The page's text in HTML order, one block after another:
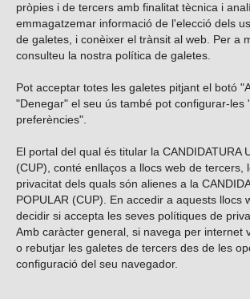
pròpies i de tercers amb finalitat tècnica i
emmagatzemar informació de l'elecció dels
de galetes, i conèixer el trànsit al web. Per a
consulteu la nostra política de galetes
Pot acceptar totes les galetes pitjant el botó
"Denegar" el seu ús també pot configurar-les
preferències".
El portal del qual és titular la CANDIDATURA
(CUP), conté enllaços a llocs web de tercers,
privacitat dels quals són alienes a la
POPULAR (CUP). En accedir a aquests llocs
decidir si accepta les seves polítiques de
Amb caràcter general, si navega per internet
o rebutjar les galetes de tercers des de les
configuració del seu navegador.
Vols subscriure’t al nostre
ENVIAR
Troba’ns a les xarxes